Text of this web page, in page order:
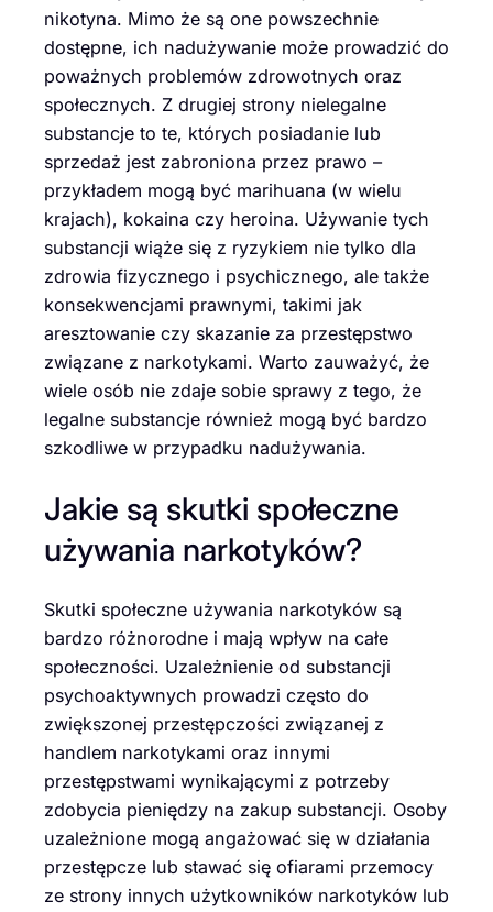
nikotyna. Mimo że są one powszechnie
dostępne, ich nadużywanie może prowadzić do
poważnych problemów zdrowotnych oraz
społecznych. Z drugiej strony nielegalne
substancje to te, których posiadanie lub
sprzedaż jest zabroniona przez prawo –
przykładem mogą być marihuana (w wielu
krajach), kokaina czy heroina. Używanie tych
substancji wiąże się z ryzykiem nie tylko dla
zdrowia fizycznego i psychicznego, ale także
konsekwencjami prawnymi, takimi jak
aresztowanie czy skazanie za przestępstwo
związane z narkotykami. Warto zauważyć, że
wiele osób nie zdaje sobie sprawy z tego, że
legalne substancje również mogą być bardzo
szkodliwe w przypadku nadużywania.
Jakie są skutki społeczne
używania narkotyków?
Skutki społeczne używania narkotyków są
bardzo różnorodne i mają wpływ na całe
społeczności. Uzależnienie od substancji
psychoaktywnych prowadzi często do
zwiększonej przestępczości związanej z
handlem narkotykami oraz innymi
przestępstwami wynikającymi z potrzeby
zdobycia pieniędzy na zakup substancji. Osoby
uzależnione mogą angażować się w działania
przestępcze lub stawać się ofiarami przemocy
ze strony innych użytkowników narkotyków lub